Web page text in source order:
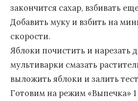
закончится сахар, взбивать
Добавить муку и взбить на
скорости.
Яблоки почистить и нарезать
мультиварки смазать
выложить яблоки и залить
Готовим на режим «Выпечка» 1